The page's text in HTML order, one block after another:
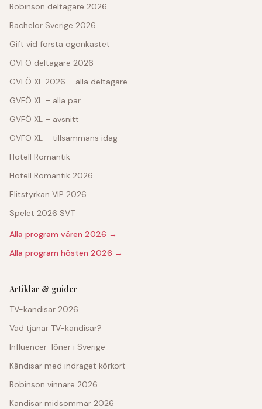
Robinson deltagare 2026
Bachelor Sverige 2026
Gift vid första ögonkastet
GVFÖ deltagare 2026
GVFÖ XL 2026 – alla deltagare
GVFÖ XL – alla par
GVFÖ XL – avsnitt
GVFÖ XL – tillsammans idag
Hotell Romantik
Hotell Romantik 2026
Elitstyrkan VIP 2026
Spelet 2026 SVT
Alla program våren 2026 →
Alla program hösten 2026 →
Artiklar & guider
TV-kändisar 2026
Vad tjänar TV-kändisar?
Influencer-löner i Sverige
Kändisar med indraget körkort
Robinson vinnare 2026
Kändisar midsommar 2026